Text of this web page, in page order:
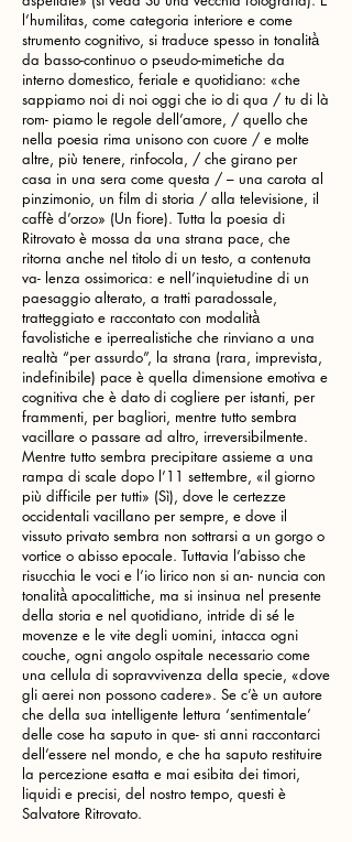
l’humilitas, come categoria interiore e come
strumento cognitivo, si traduce spesso in tonalità̀
da basso-continuo o pseudo-mimetiche da
interno domestico, feriale e quotidiano: «che
sappiamo noi di noi oggi che io di qua / tu di là
rom- piamo le regole dell’amore, / quello che
nella poesia rima unisono con cuore / e molte
altre, più tenere, rinfocola, / che girano per
casa in una sera come questa / – una carota al
pinzimonio, un film di storia / alla televisione, il
caffè d’orzo» (Un fiore). Tutta la poesia di
Ritrovato è mossa da una strana pace, che
ritorna anche nel titolo di un testo, a contenuta
va- lenza ossimorica: e nell’inquietudine di un
paesaggio alterato, a tratti paradossale,
tratteggiato e raccontato con modalità̀
favolistiche e iperrealistiche che rinviano a una
realtà “per assurdo”, la strana (rara, imprevista,
indefinibile) pace è quella dimensione emotiva e
cognitiva che è dato di cogliere per istanti, per
frammenti, per bagliori, mentre tutto sembra
vacillare o passare ad altro, irreversibilmente.
Mentre tutto sembra precipitare assieme a una
rampa di scale dopo l’11 settembre, «il giorno
più difficile per tutti» (Sì), dove le certezze
occidentali vacillano per sempre, e dove il
vissuto privato sembra non sottrarsi a un gorgo o
vortice o abisso epocale. Tuttavia l’abisso che
risucchia le voci e l’io lirico non si an- nuncia con
tonalità̀ apocalittiche, ma si insinua nel presente
della storia e nel quotidiano, intride di sé le
movenze e le vite degli uomini, intacca ogni
couche, ogni angolo ospitale necessario come
una cellula di sopravvivenza della specie, «dove
gli aerei non possono cadere». Se c’è un autore
che della sua intelligente lettura ‘sentimentale’
delle cose ha saputo in que- sti anni raccontarci
dell’essere nel mondo, e che ha saputo restituire
la percezione esatta e mai esibita dei timori,
liquidi e precisi, del nostro tempo, questi è
Salvatore Ritrovato.